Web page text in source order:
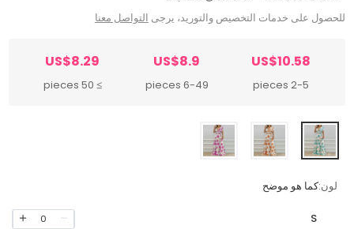
للحصول على خدمات التخصيص والتوريد، يرجى التواصل معنا
US$10.58
2-5 pieces
US$8.9
6-49 pieces
US$8.29
≥ 50 pieces
لون:كما هو موضح
S
0